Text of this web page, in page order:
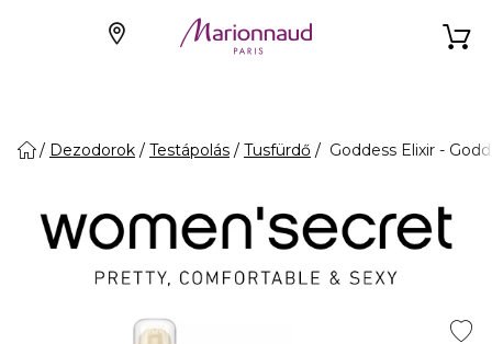
Dezodorok Testápolás Tusfürdő Goddess Elixir -